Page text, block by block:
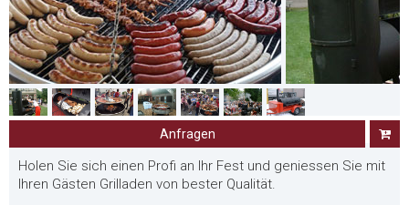
Anfragen
Holen Sie sich einen Profi an Ihr Fest und geniessen Sie mit
Ihren Gästen Grilladen von bester Qualität.